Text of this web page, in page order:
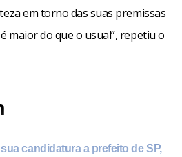
em torno das suas premissas
maior do que o usual”, repetiu o
candidatura a prefeito de SP,